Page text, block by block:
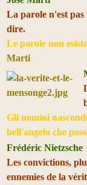
La parole n'est
dire.
Le parole non
Marti
Gli uomini
bell'angelo che
Frédéric Nietzsche
Les convictions,
ennemies de la